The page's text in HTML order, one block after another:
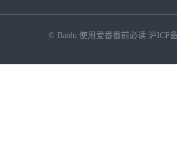
© Baidu 使用爱番番前必读 沪ICP